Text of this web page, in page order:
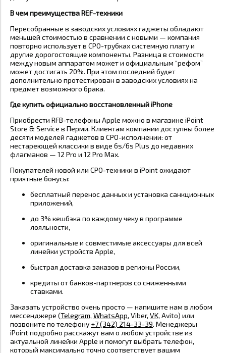
В чем преимущества REF-техники
Пересобранные в заводских условиях гаджеты обладают
меньшей стоимостью в сравнении с новыми — компания
повторно использует в CPO-трубках системную плату и
другие дорогостоящие компоненты. Разница в стоимости
между новым аппаратом может и официальным “рефом”
может достигать 20%. При этом последний будет
дополнительно протестирован в заводских условиях на
предмет возможного брака.
Где купить официально восстановленный iPhone
Приобрести RFB-телефоны Apple можно в магазине iPoint
Store & Service в Перми. Клиентам компании доступны более
десяти моделей гаджетов в CPO-исполнении: от
нестареющей классики в виде 6s/6s Plus до недавних
флагманов — 12 Pro и 12 Pro Max.
Покупателей новой или CPO-техники в iPoint ожидают
приятные бонусы:
бесплатный перенос данных и установка санкционных
приложений,
до 3% кешбэка по каждому чеку в программе
лояльности,
оригинальные и совместимые аксессуары для всей
линейки устройств Apple,
быстрая доставка заказов в регионы России,
кредиты от банков-партнеров со сниженными
ставками.
Заказать устройство очень просто — напишите нам в любом
мессенджере (Telegram, WhatsApp, Viber, VK, Avito) или
позвоните по телефону +7 (342) 214-33-39. Менеджеры
iPoint подробно расскажут вам о любом устройстве из
актуальной линейки Apple и помогут выбрать телефон,
который максимально точно соответствует вашим